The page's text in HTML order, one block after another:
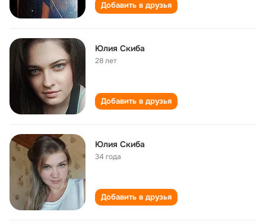
Добавить в друзья
Юлия Скиба
28 лет
Добавить в друзья
Юлия Скиба
34 года
Добавить в друзья